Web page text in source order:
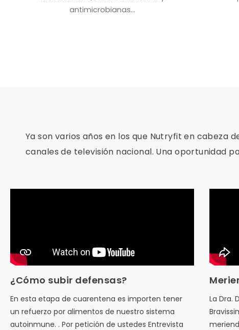
antimicrobianas...
Ya son varios años en los que Nutryfit en cabeza
canales de televisión nacional. Una oportunidad
¿Cómo subir defensas?
En esta etapa de cuarentena es importen tener
un refuerzo por alimentos de nuestro sistema
autoinmune. . Por petición de ustedes Entrevista
La Dra.